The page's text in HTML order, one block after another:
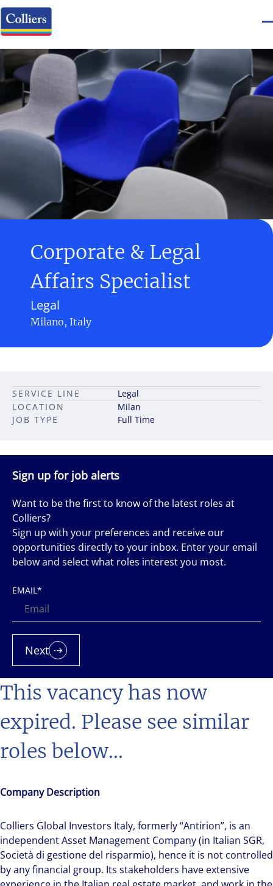
Corporate & Legal
Affairs Specialist
Legal
Milano, Italy
This vacancy has now
expired. Please see similar
roles below...
Company Description
Colliers Global Investors Italy, formerly “Antirion”, is an
independent Asset Management Company (in Italian SGR,
Società di gestione del risparmio), hence it is not controlled
by any financial group. Its stakeholders have extensive
JOB TYPE Full Time
LOCATION Milan
SERVICE LINE Legal
Sign up for job alerts
Want to be the first to know of the latest roles at
Colliers?
Sign up with your preferences and receive our
opportunities directly to your inbox. Enter your email
below and select what roles interest you most.
EMAIL*
Next